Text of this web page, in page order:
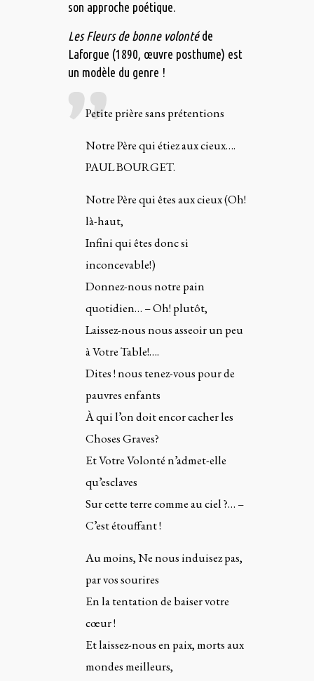
son approche poétique.
Les Fleurs de bonne volontéde
Laforgue (1890, œuvre posthume) est
un modèle du genre !
Petite prière sans prétentions
Notre Père qui étiez aux cieux….
PAUL BOURGET.
Notre Père qui êtes aux cieux (Oh!
là-haut,
Infini qui êtes donc si
inconcevable!)
Donnez-nous notre pain
quotidien… – Oh! plutôt,
Laissez-nous nous asseoir un peu
à Votre Table!….
Dites ! nous tenez-vous pour de
pauvres enfants
À qui l’on doit encor cacher les
Choses Graves?
Et Votre Volonté n’admet-elle
qu’esclaves
Sur cette terre comme au ciel ?… –
C’est étouffant !
Au moins, Ne nous induisez pas,
par vos sourires
En la tentation de baiser votre
cœur !
Et laissez-nous en paix, morts aux
mondes meilleurs,